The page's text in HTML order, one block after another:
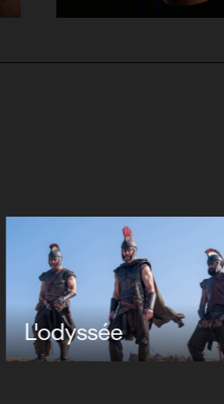
La bataille de Gaulle :
J'écris ton nom